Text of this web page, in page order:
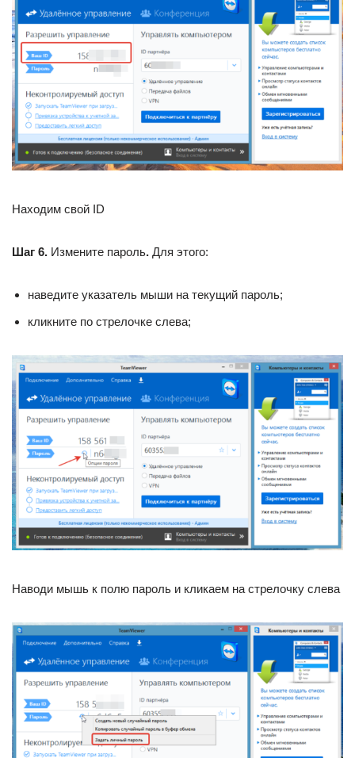
Находим свой ID
Шаг 6. Измените пароль. Для этого:
наведите указатель мыши на текущий пароль;
кликните по стрелочке слева;
Наводи мышь к полю пароль и кликаем на стрелочку слева